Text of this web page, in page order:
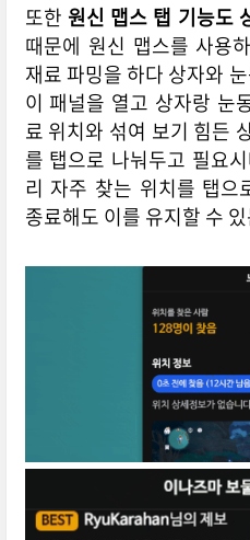
또한 원신 맵스 탭 기능도
때문에 원신 맵스를 사용
재료 파밍을 하다 상자와
이 패널을 열고 상자랑 눈
료 위치와 섞여 보기 힘든
를 탭으로 나눠두고 필요
리 자주 찾는 위치를 탭으
종료해도 이를 유지할 수